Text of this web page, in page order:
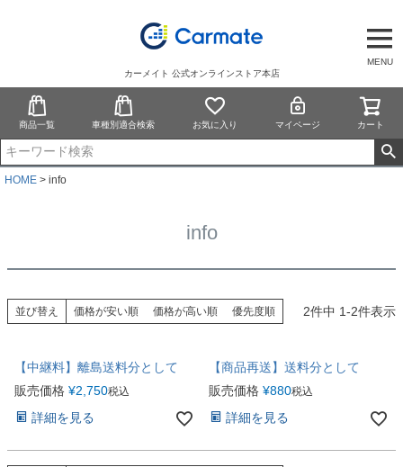
MENU
カーメイト 公式オンラインストア本店
商品一覧 車種別適合検索 お気に入り マイページ カート
HOME info
info
並び替え 価格が安い順 価格が高い順 優先度順 2件中 1-2件表示
【中継料】離島送料分として
販売価格 ¥2,750税込
詳細を見る
【商品再送】送料分として
販売価格 ¥880税込
詳細を見る